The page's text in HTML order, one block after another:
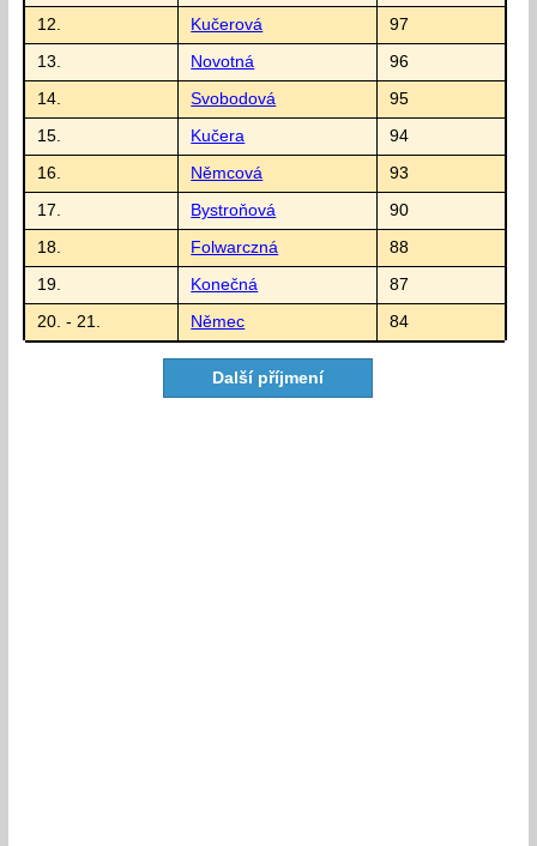
12. Kučerová 97
13. Novotná 96
14. Svobodová 95
15. Kučera 94
16. Němcová 93
17. Bystroňová 90
18. Folwarczná 88
19. Konečná 87
20. - 21. Němec 84
Další příjmení